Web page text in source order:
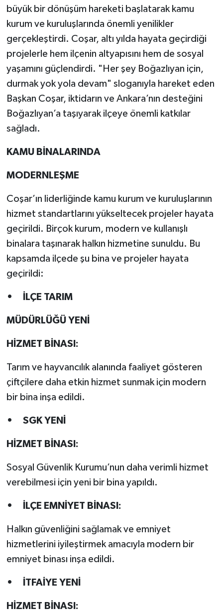
büyük bir dönüşüm hareketi başlatarak kamu
kurum ve kuruluşlarında önemli yenilikler
gerçekleştirdi. Coşar, altı yılda hayata geçirdiği
projelerle hem ilçenin altyapısını hem de sosyal
yaşamını güçlendirdi. "Her şey Boğazlıyan için,
durmak yok yola devam" sloganıyla hareket eden
Başkan Coşar, iktidarın ve Ankara’nın desteğini
Boğazlıyan’a taşıyarak ilçeye önemli katkılar
sağladı.
KAMU BİNALARINDA
MODERNLEŞME
Coşar’ın liderliğinde kamu kurum ve kuruluşlarının
hizmet standartlarını yükseltecek projeler hayata
geçirildi. Birçok kurum, modern ve kullanışlı
binalara taşınarak halkın hizmetine sunuldu. Bu
kapsamda ilçede şu bina ve projeler hayata
geçirildi:
• İLÇE TARIM
MÜDÜRLÜĞÜ YENİ
HİZMET BİNASI:
Tarım ve hayvancılık alanında faaliyet gösteren
çiftçilere daha etkin hizmet sunmak için modern
bir bina inşa edildi.
• SGK YENİ
HİZMET BİNASI:
Sosyal Güvenlik Kurumu’nun daha verimli hizmet
verebilmesi için yeni bir bina yapıldı.
• İLÇE EMNİYET BİNASI:
Halkın güvenliğini sağlamak ve emniyet
hizmetlerini iyileştirmek amacıyla modern bir
emniyet binası inşa edildi.
• İTFAİYE YENİ
HİZMET BİNASI: